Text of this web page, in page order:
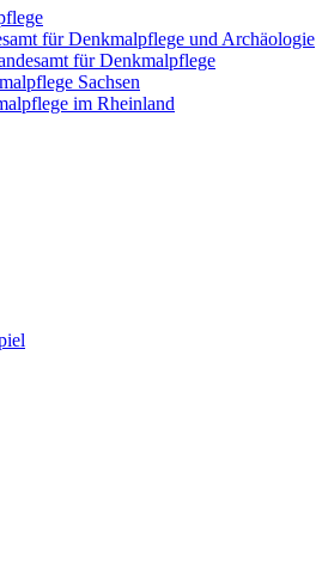
für Denkmalpflege und Archäologie
für Denkmalpflege
Sachsen
im Rheinland